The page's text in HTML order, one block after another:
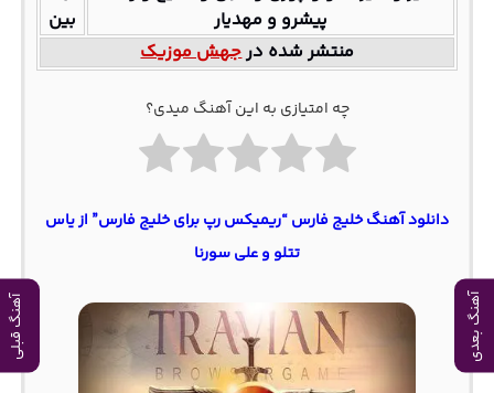
آهنگ بعدی آهنگ قبلی
پیشرو و مهدیار
بین
منتشر شده درجهش موزیک
چه امتیازی به این آهنگ میدی؟
دانلود آهنگ خلیج فارس “ریمیکس رپ برای خلیج فارس” از یاس
تتلو و علی سورنا